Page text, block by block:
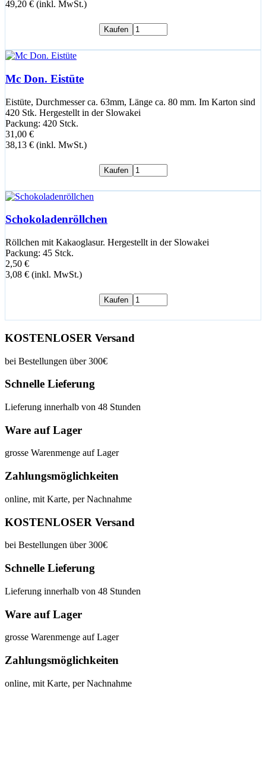
49,20 € (inkl. MwSt.)
Kaufen
Mc Don. Eistüte
Eistüte, Durchmesser ca. 63mm, Länge ca. 80 mm. Im Karton sind
420 Stk. Hergestellt in der Slowakei
Packung: 420 Stck.
31,00 €
38,13 € (inkl. MwSt.)
Kaufen
Schokoladenröllchen
Röllchen mit Kakaoglasur. Hergestellt in der Slowakei
Packung: 45 Stck.
2,50 €
3,08 € (inkl. MwSt.)
Kaufen
KOSTENLOSER Versand
bei Bestellungen über 300€
Schnelle Lieferung
Lieferung innerhalb von 48 Stunden
Ware auf Lager
grosse Warenmenge auf Lager
Zahlungsmöglichkeiten
online, mit Karte, per Nachnahme
KOSTENLOSER Versand
bei Bestellungen über 300€
Schnelle Lieferung
Lieferung innerhalb von 48 Stunden
Ware auf Lager
grosse Warenmenge auf Lager
Zahlungsmöglichkeiten
online, mit Karte, per Nachnahme